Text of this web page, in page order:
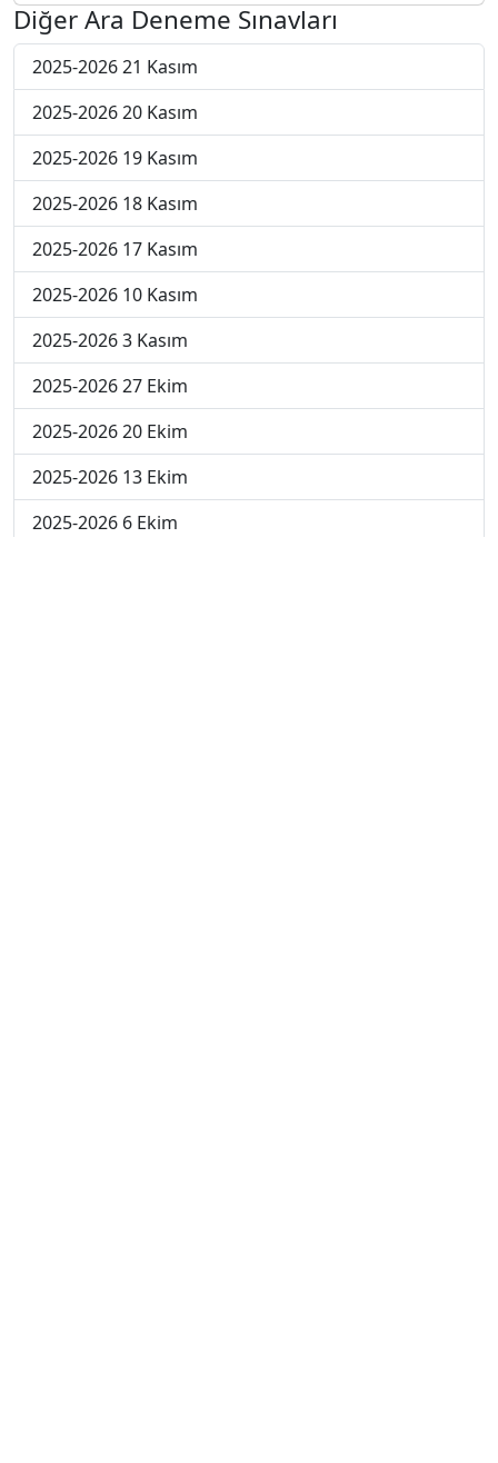
Diğer Ara Deneme Sınavları
2025-2026 21 Kasım
2025-2026 20 Kasım
2025-2026 19 Kasım
2025-2026 18 Kasım
2025-2026 17 Kasım
2025-2026 10 Kasım
2025-2026 3 Kasım
2025-2026 27 Ekim
2025-2026 20 Ekim
2025-2026 13 Ekim
2025-2026 6 Ekim